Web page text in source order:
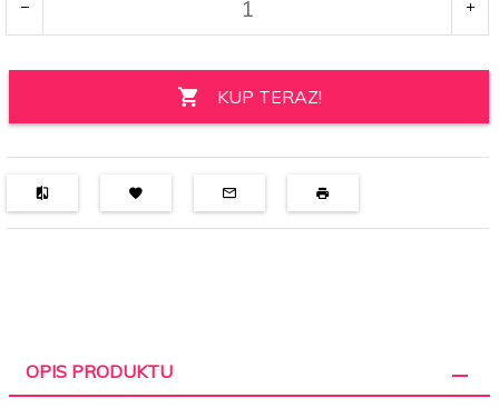
KUP TERAZ!
OPIS PRODUKTU